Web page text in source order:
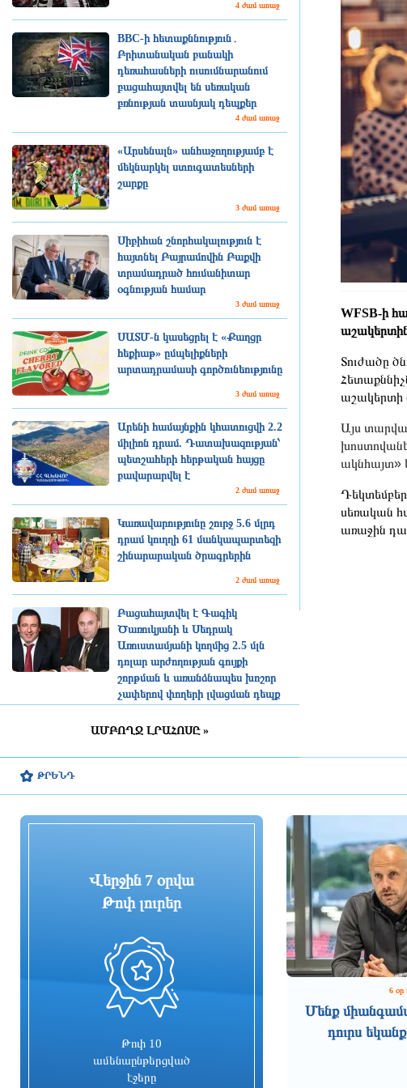
4 ժամ առաջ
BBC-ի հետաքննություն․
Բրիտանական բանակի
դեռահասների ուսումնարանում
բացահայտվել են սեռական
բռնության տասնյակ դեպքեր
4 ժամ առաջ
«Արսենալն» անհաջողությամբ է
մեկնարկել ստուգատեսների
շարքը
3 ժամ առաջ
Սիբիհան շնորհակալություն է
հայտնել Բայրամովին Բաքվի
տրամադրած հումանիտար
օգնության համար
3 ժամ առաջ
ՍԱՏՄ-ն կասեցրել է «Քաղցր
հեքիաթ» ըմպելիքների
արտադրամասի գործունեությունը
3 ժամ առաջ
Արենի համայնքին կհատուցվի 2.2
միլիոն դրամ. Դատախազության՝
պետշահերի հերթական հայցը
բավարարվել է
2 ժամ առաջ
Կառավարությունը շուրջ 5.6 մլրդ
դրամ կուղղի 61 մանկապարտեզի
շինարարական ծրագրերին
2 ժամ առաջ
Բացահայտվել է Գագիկ
Ծառուկյանի և Սեդրակ
Առուստամյանի կողմից 2.5 մլն
դոլար արժողության գույքի
շորթման և առանձնապես խոշոր
չափերով փողերի լվացման դեպք
անփոփոխ է թողել հայ գերիների
թմրամիջոցի իրացման դեպք են
բացահայտել․ առգրավվել է
մարիխուանայով 72 փաթեթ
NASA-ն հաստատել է՝ SpaceX-ի
Լուսնին
ԱՄԲՈՂՋ ԼՐԱՀՈՍԸ »
WFSB-ի
Տուժածը
աշակերտի
Այս տարվա
ակնհայտ»
սեռական
առաջին
ԹՐԵՆԴ
Վերջին 7 օրվա
Թոփ լուրեր
Թոփ 10
ամենաընթերցված
էջերը
6 օր
Մենք
դուրս